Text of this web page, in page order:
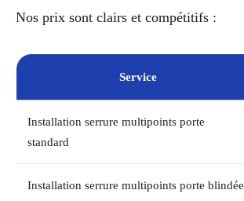
Nos prix sont clairs et compétitifs :
Service
Installation serrure multipoints porte
standard
Installation serrure multipoints porte blindée